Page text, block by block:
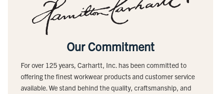
Our Commitment
For over 125 years, Carhartt, Inc. has been committed to
offering the finest workwear products and customer service
available. We stand behind the quality, craftsmanship, and